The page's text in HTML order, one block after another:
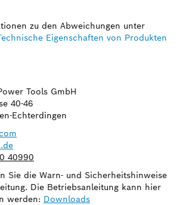
zu den Abweichungen unter
Eigenschaften von Produkten
Tools GmbH
40-46
Echterdingen
40990
Sie die Warn- und Sicherheitshinweise
Die Betriebsanleitung kann hier
werden: Downloads